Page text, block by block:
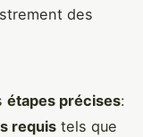
des
étapes précises:
requis tels que